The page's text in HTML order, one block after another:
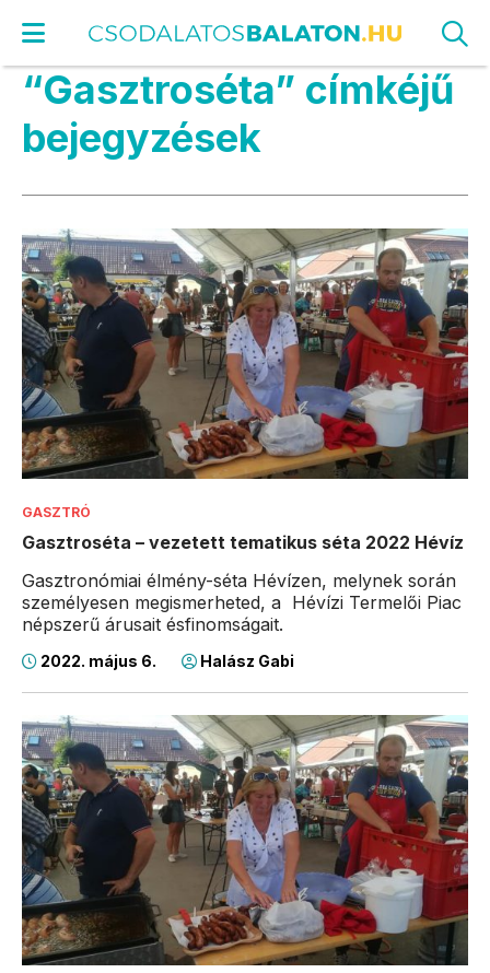
“Gasztroséta” címkéjű
bejegyzések
GASZTRÓ
Gasztroséta – vezetett tematikus séta 2022 Hévíz
Gasztronómiai élmény-séta Hévízen, melynek során
személyesen megismerheted, a Hévízi Termelői Piac
népszerű árusait ésfinomságait.
2022. május 6. Halász Gabi